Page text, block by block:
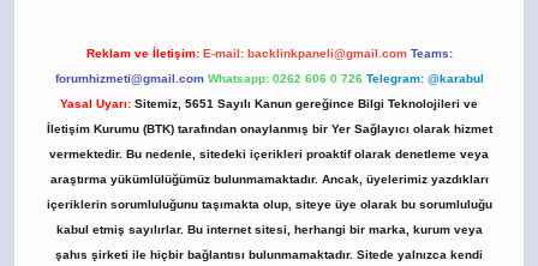
Reklam ve İletişim: E-mail: backlinkpaneli@gmail.com Teams:
forumhizmeti@gmail.com Whatsapp: 0262 606 0 726 Telegram: @karabul
Yasal Uyarı: Sitemiz, 5651 Sayılı Kanun gereğince Bilgi Teknolojileri ve
İletişim Kurumu (BTK) tarafından onaylanmış bir Yer Sağlayıcı olarak hizmet
vermektedir. Bu nedenle, sitedeki içerikleri proaktif olarak denetleme veya
araştırma yükümlülüğümüz bulunmamaktadır. Ancak, üyelerimiz yazdıkları
içeriklerin sorumluluğunu taşımakta olup, siteye üye olarak bu sorumluluğu
kabul etmiş sayılırlar. Bu internet sitesi, herhangi bir marka, kurum veya
şahıs şirketi ile hiçbir bağlantısı bulunmamaktadır. Sitede yalnızca kendi